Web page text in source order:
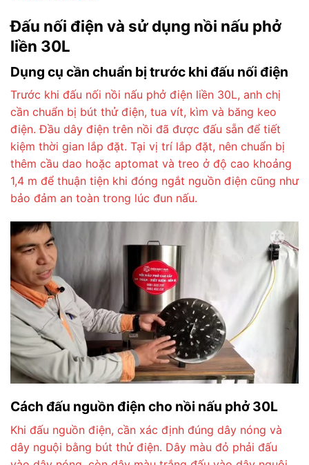
Đấu nối điện và sử dụng nồi nấu phở
liền 30L
Dụng cụ cần chuẩn bị trước khi đấu nối điện
Trước khi đấu nối nồi nấu phở điện liền 30L, anh chị
cần chuẩn bị bút thử điện, tua vít, kìm và băng keo
điện. Đầu dây điện trên nồi đã được đấu sẵn để tiết
kiệm thời gian lắp đặt. Tại vị trí lắp đặt, nên chuẩn bị
thêm cầu dao hoặc aptomat và treo ở độ cao khoảng
1,4 m để thuận tiện khi đóng ngắt nguồn điện cũng như
bảo đảm an toàn trong lúc đun nấu.
Cách đấu nguồn điện cho nồi nấu phở 30L
Khi đấu nguồn điện, cần xác định đúng dây nóng và
dây nguội bằng bút thử điện. Dây màu đỏ phải đấu